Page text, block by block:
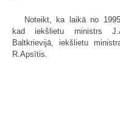
Noteikt, ka laikā no
kad iekšlietu ministrs
Baltkrievijā, iekšlietu
R.Apsītis.